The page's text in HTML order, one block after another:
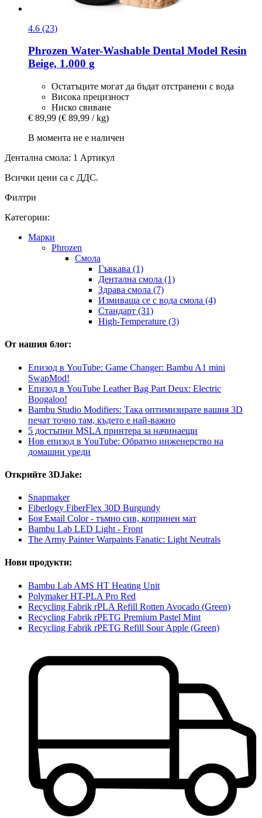
4.6 (23)
Phrozen Water-​Washable Dental Model Resin
Beige, 1.000 g
Остатъците могат да бъдат отстранени с вода
Висока прецизност
Ниско свиване
€ 89,99 (€ 89,99 / kg)
В момента не е наличен
Дентална смола: 1 Артикул
Всички цени са с ДДС.
Филтри
Категории:
Mарки
Phrozen
Смола
Гъвкава (1)
Дентална смола (1)
Здрава смола (7)
Измиваща се с вода смола (4)
Стандарт (31)
High-Temperature (3)
От нашия блог:
Епизод в YouTube: Game Changer: Bambu A1 mini
SwapMod!
Епизод в YouTube Leather Bag Part Deux: Electric
Boogaloo!
Bambu Studio Modifiers: Така оптимизирате вашия 3D
печат точно там, където е най-важно
5 достъпни MSLA принтера за начинаещи
Нов епизод в YouTube: Обратно инженерство на
домашни уреди
Открийте 3DJake:
Snapmaker
Fiberlogy FiberFlex 30D Burgundy
Боя Емаil Color - тъмно сив, копринен мат
Bambu Lab LED Light - Front
The Army Painter Warpaints Fanatic: Light Neutrals
Нови продукти:
Bambu Lab AMS HT Heating Unit
Polymaker HT-PLA Pro Red
Recycling Fabrik rPLA Refill Rotten Avocado (Green)
Recycling Fabrik rPETG Premium Pastel Mint
Recycling Fabrik rPETG Refill Sour Apple (Green)